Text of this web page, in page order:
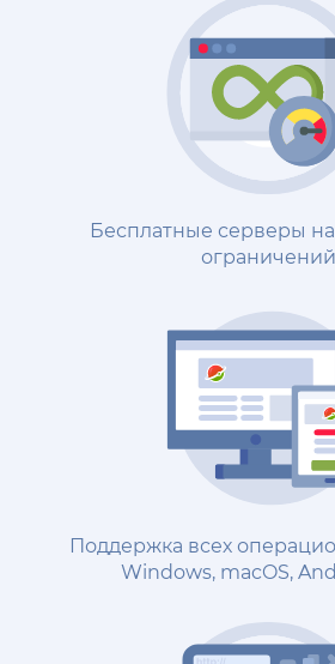
Бесплатные серверы
ограничений
Поддержка всех
Windows, macOS,